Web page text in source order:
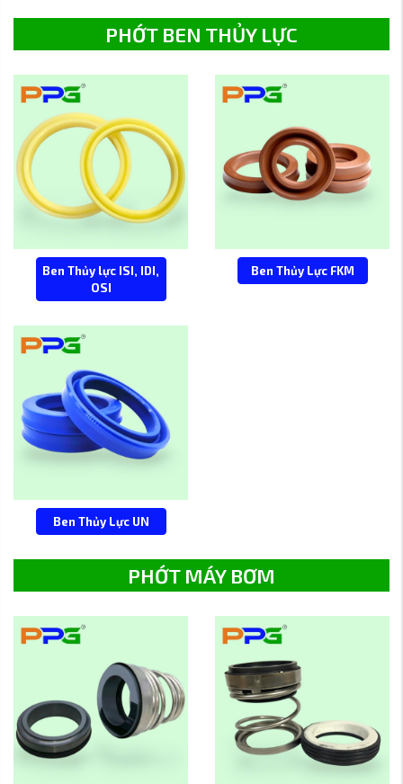
PHỚT BEN THỦY LỰC
Ben Thủy lực ISI, IDI,
OSI
Ben Thủy Lực FKM
Ben Thủy Lực UN
PHỚT MÁY BƠM